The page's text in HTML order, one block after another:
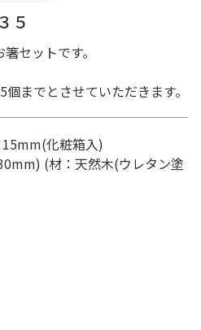
５
セットです。
までとさせていただきます。
化粧箱入)
(材：天然木(ウレタン塗